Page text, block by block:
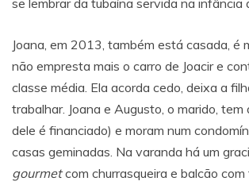
Joana, em 2013, também está casada, é
não empresta mais o carro de Joacir e
classe média. Ela acorda cedo, deixa a
trabalhar. Joana e Augusto, o marido, tem
dele é financiado) e moram num
casas geminadas. Na varanda há um
gourmetcom churrasqueira e balcão com